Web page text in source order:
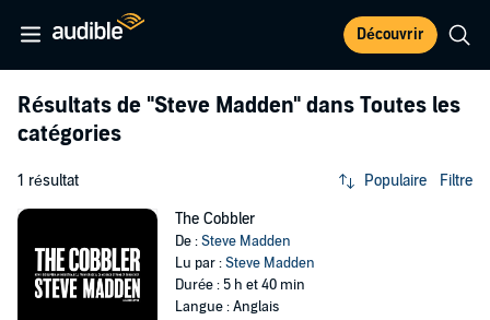
Découvrir
Résultats de "Steve Madden" dans Toutes les
catégories
1 résultat Populaire Filtre
The Cobbler
De :Steve Madden
Lu par :Steve Madden
Durée : 5 h et 40 min
Langue : Anglais